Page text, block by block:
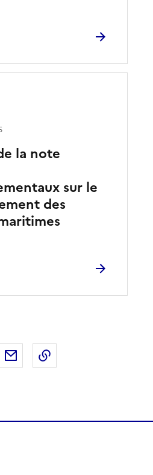
la note
sur le
des
X sur LinkedIn
Partager par email